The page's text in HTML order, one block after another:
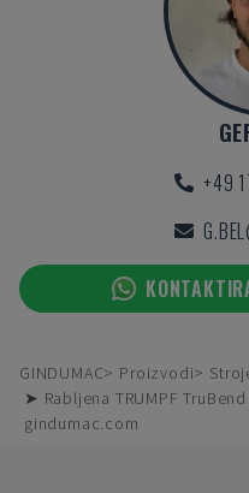
+49
GINDUMAC Proizvodi
➤ Rabljena TRUMPF
gindumac.com